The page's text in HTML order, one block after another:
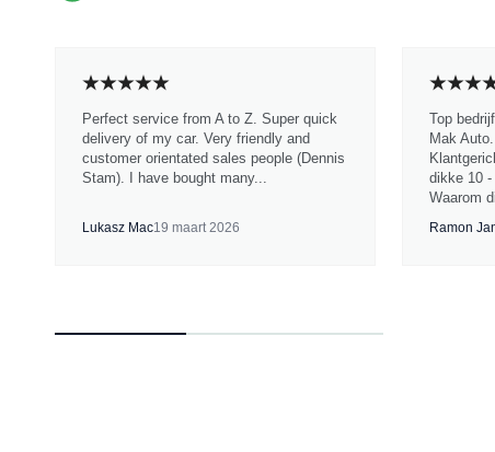
Perfect service from A to Z. Super quick
delivery of my car. Very friendly and
customer orientated sales people (Dennis
Stam). I have bought many...
Lukasz Mac19 maart 2026
Top
Mak
dikke 10
Waarom
Ramon